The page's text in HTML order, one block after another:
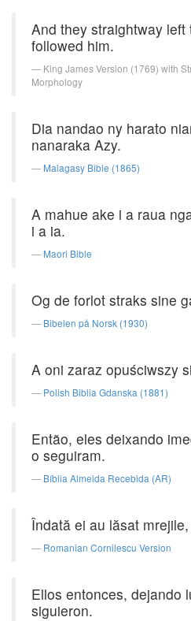
And they straightway left
followed him.
King James Version (1769) with
Morphology
Dia nandao ny harato
nanaraka Azy.
Malagasy Bible (1865)
A mahue ake i a raua
i a ia.
Maori Bible
Og de forlot straks sine
Bibelen på Norsk (1930)
A oni zaraz opuściwszy
Polish Biblia Gdanska (1881)
Então, eles deixando
o seguiram.
Bíblia Almeida Recebida (AR)
Îndată ei au lăsat
Romanian Cornilescu Version
Ellos entonces, dejando
siguieron.